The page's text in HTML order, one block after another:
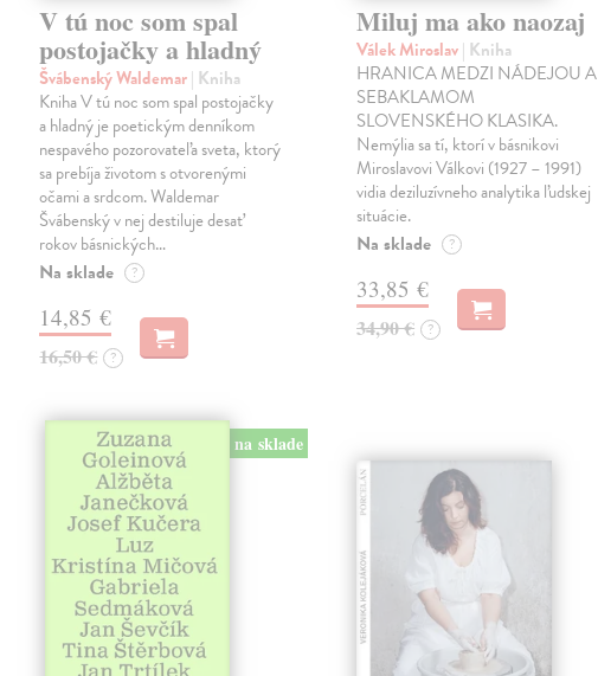
V tú noc som spal
postojačky a hladný
Švábenský Waldemar| Kniha
Kniha V tú noc som spal postojačky
a hladný je poetickým denníkom
nespavého pozorovateľa sveta, ktorý
sa prebíja životom s otvorenými
očami a srdcom. Waldemar
Švábenský v nej destiluje desať
rokov básnických…
Na sklade ?
14,85 €
16,50 € ?
Miluj ma ako naozaj
Válek Miroslav| Kniha
HRANICA MEDZI NÁDEJOU A
SEBAKLAMOM
SLOVENSKÉHO KLASIKA.
Nemýlia sa tí, ktorí v básnikovi
Miroslavovi Válkovi (1927 – 1991)
vidia deziluzívneho analytika ľudskej
situácie.
Na sklade ?
33,85 €
34,90 € ?
na sklade